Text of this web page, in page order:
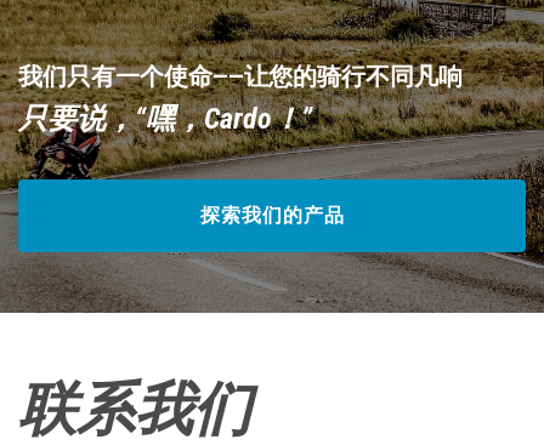
我们只有一个使命——让您的骑行不同凡响
只要说，“嘿，Cardo！”
探索我们的产品
联系我们